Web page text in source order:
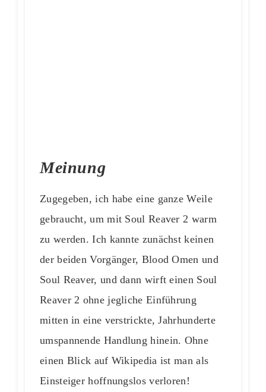
Meinung
Zugegeben, ich habe eine ganze Weile
gebraucht, um mit Soul Reaver 2 warm
zu werden. Ich kannte zunächst keinen
der beiden Vorgänger, Blood Omen und
Soul Reaver, und dann wirft einen Soul
Reaver 2 ohne jegliche Einführung
mitten in eine verstrickte, Jahrhunderte
umspannende Handlung hinein. Ohne
einen Blick auf Wikipedia ist man als
Einsteiger hoffnungslos verloren!